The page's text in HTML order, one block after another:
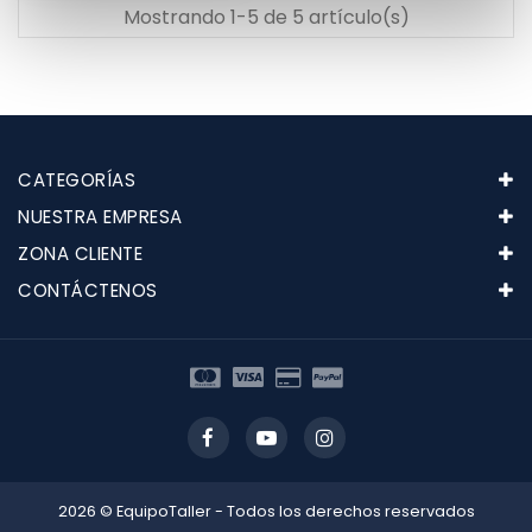
Mostrando 1-5 de 5 artículo(s)
CATEGORÍAS
NUESTRA EMPRESA
ZONA CLIENTE
CONTÁCTENOS
2026 © EquipoTaller - Todos los derechos reservados